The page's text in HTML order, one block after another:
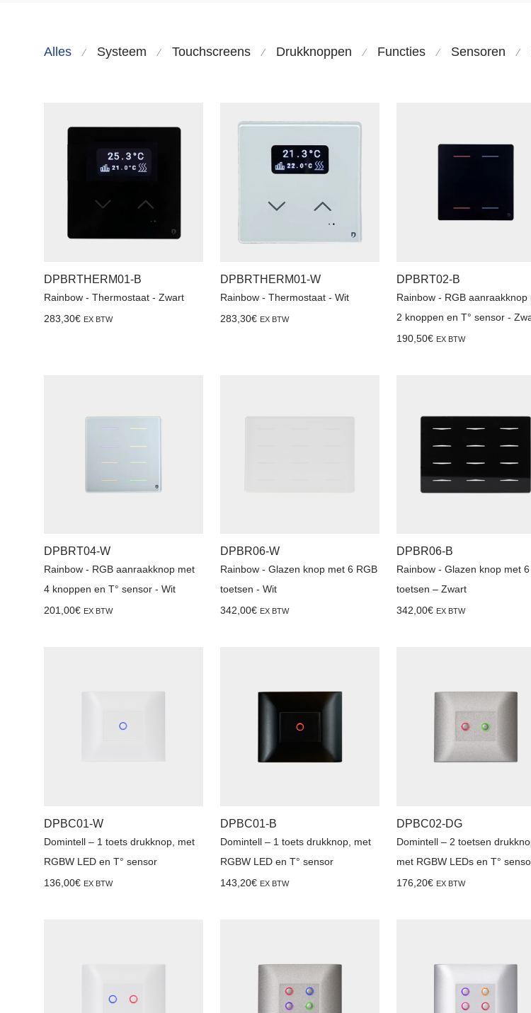
Alles ⁄ Systeem ⁄ Touchscreens ⁄ Drukknoppen ⁄ Functies ⁄ Sensoren ⁄
DPBRTHERM01-B
Rainbow - Thermostaat - Zwart
283,30€ EX BTW
DPBRTHERM01-W
Rainbow - Thermostaat - Wit
283,30€ EX BTW
DPBRT02-B
Rainbow - RGB aanraakknop
2 knoppen en T° sensor -
190,50€ EX BTW
DPBRT04-W
Rainbow - RGB aanraakknop met
4 knoppen en T° sensor - Wit
201,00€ EX BTW
DPBR06-W
Rainbow - Glazen knop met 6 RGB
toetsen - Wit
342,00€ EX BTW
DPBR06-B
Rainbow - Glazen knop met
toetsen – Zwart
342,00€ EX BTW
DPBC01-W
Domintell – 1 toets drukknop, met
RGBW LED en T° sensor
136,00€ EX BTW
DPBC01-B
Domintell – 1 toets drukknop, met
RGBW LED en T° sensor
143,20€ EX BTW
DPBC02-DG
Domintell – 2 toetsen
met RGBW LEDs en T°
176,20€ EX BTW